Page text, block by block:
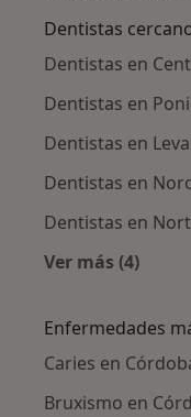
Dentistas
Dentistas en
Dentistas en
Dentistas en
Dentistas en
Dentistas en
Ver más (4)
Enfermedades
Caries en
Bruxismo en